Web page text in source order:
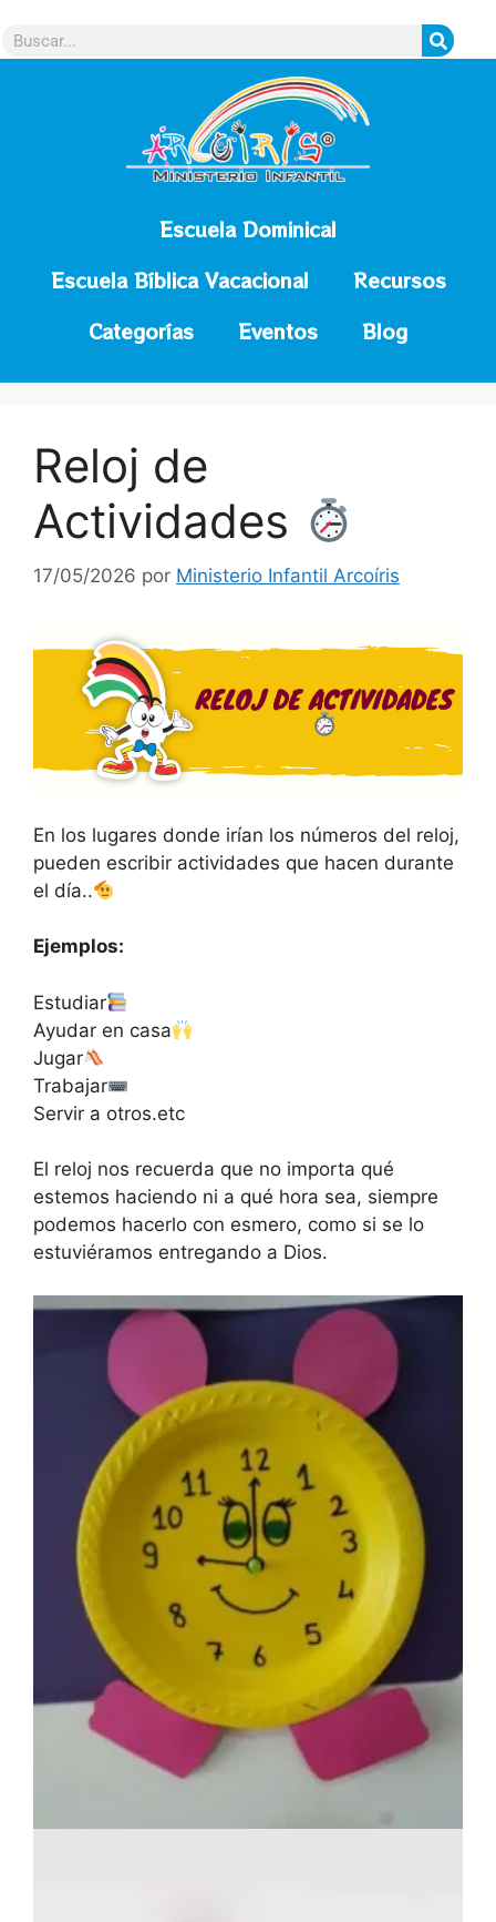
Escuela Dominical
Escuela Bíblica Vacacional
Recursos
Categorías
Eventos Blog
Reloj de
Actividades
17/05/2026 por Ministerio Infantil Arcoíris
En los lugares donde irían los números del reloj,
pueden escribir actividades que hacen durante
el día..
Ejemplos:
Estudiar
Ayudar en casa
Jugar
Trabajar
Servir a otros.etc
El reloj nos recuerda que no importa qué
estemos haciendo ni a qué hora sea, siempre
podemos hacerlo con esmero, como si se lo
estuviéramos entregando a Dios.